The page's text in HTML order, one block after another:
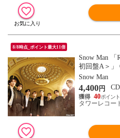
8/8時点_ポイント最大11倍
Snow Man 「
初回盤A＞」
Snow Man
4,400円
CD
40
タワーレコー